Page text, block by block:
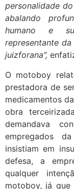
personalidade
abalando
humano e
representante
juizforana”,
O motoboy
prestadora de
medicamentos
obra
demandava
empregados
insistiam em
defesa, a
qualquer
motoboy, já que